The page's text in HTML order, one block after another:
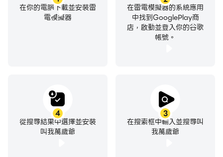
在你的電腦下載並安裝雷
電模擬器
在雷電模擬器的系統應用
中找到GooglePlay商
店，啟動並登入你的谷歌
帳號。
3
在搜索框中輸入並搜尋叫
我萬歲爺
4
從搜尋結果中選擇並安裝
叫我萬歲爺